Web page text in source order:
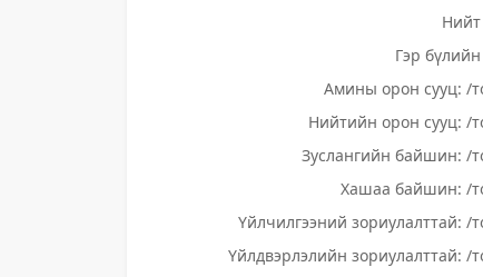
Нийт
Гэр
Амины орон сууц: /
Нийтийн орон сууц: /
Зуслангийн байшин: /
Хашаа байшин: /
Үйлчилгээний зориулалттай: /
Үйлдвэрлэлийн зориулалттай: /